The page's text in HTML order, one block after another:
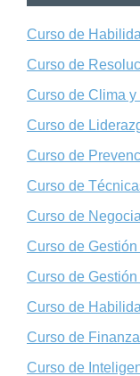
Curso de
Curso de
Curso de Clima y
Curso de
Curso de
Curso de
Curso de
Curso de
Curso de
Curso de
Curso de
Curso de